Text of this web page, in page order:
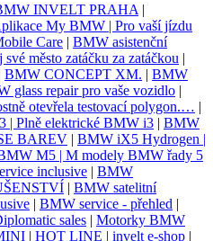
INVELT PRAHA |
My BMW | Pro vaší jízdu
Care | BMW asistenční
město zatáčku za zatáčkou |
BMW CONCEPT XM. | BMW
glass repair pro vaše vozidlo |
otevřela testovací polygon.… |
| Plně elektrické BMW i3 | BMW
BAREV | BMW iX5 Hydrogen |
M5 | M modely BMW řady 5
inclusive | BMW
| BMW satelitní
| BMW service - přehled |
sales | Motorky BMW
| HOT LINE | invelt e-shop |